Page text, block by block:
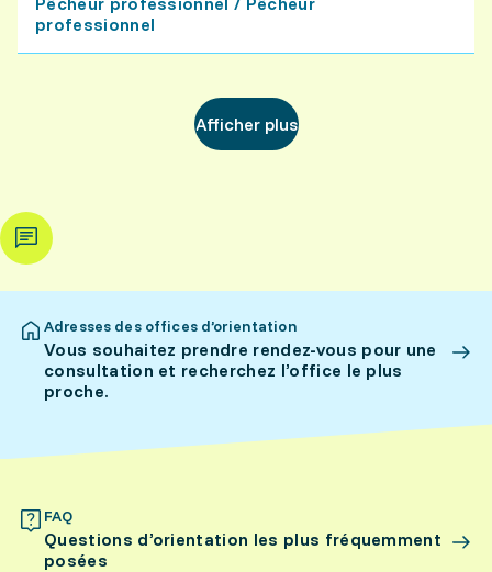
professionnel
Afficher plus
Adresses des offices d’orientation
Vous souhaitez prendre rendez-vous pour une
consultation et recherchez l’office le plus
proche.
FAQ
Questions d’orientation les plus fréquemment
posées